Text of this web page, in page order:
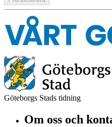
Göteborgs Stads tidning
Om oss och